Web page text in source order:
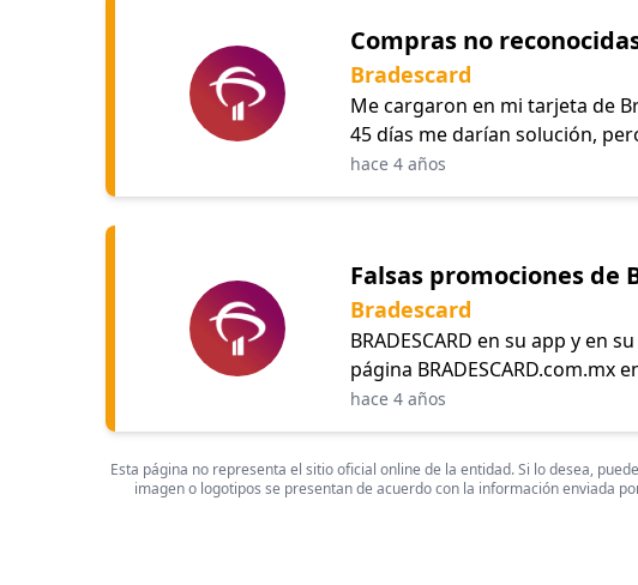
Compras no
Bradescard
Me cargaron en mi tarjeta de
45 días me darían solución,
hace 4 años
Falsas promociones de
Bradescard
BRADESCARD en su app y en
página
hace 4 años
Esta página no representa el sitio oficial online de la entidad. Si lo desea,
imagen o logotipos se presentan de acuerdo con la información enviada